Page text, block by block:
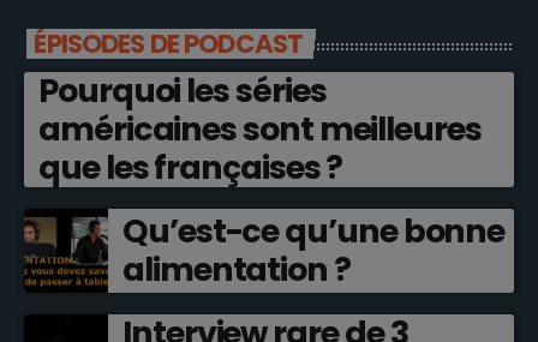
ÉPISODES DE PODCAST
Pourquoi les séries
américaines sont meilleures
que les françaises ?
Qu’est-ce qu’une bonne
alimentation ?
Interview rare de 3